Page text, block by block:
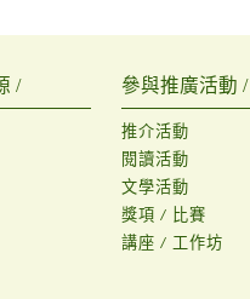
/ 參與推廣活動 /
推介活動
閱讀活動
文學活動
獎項 / 比賽
講座 / 工作坊